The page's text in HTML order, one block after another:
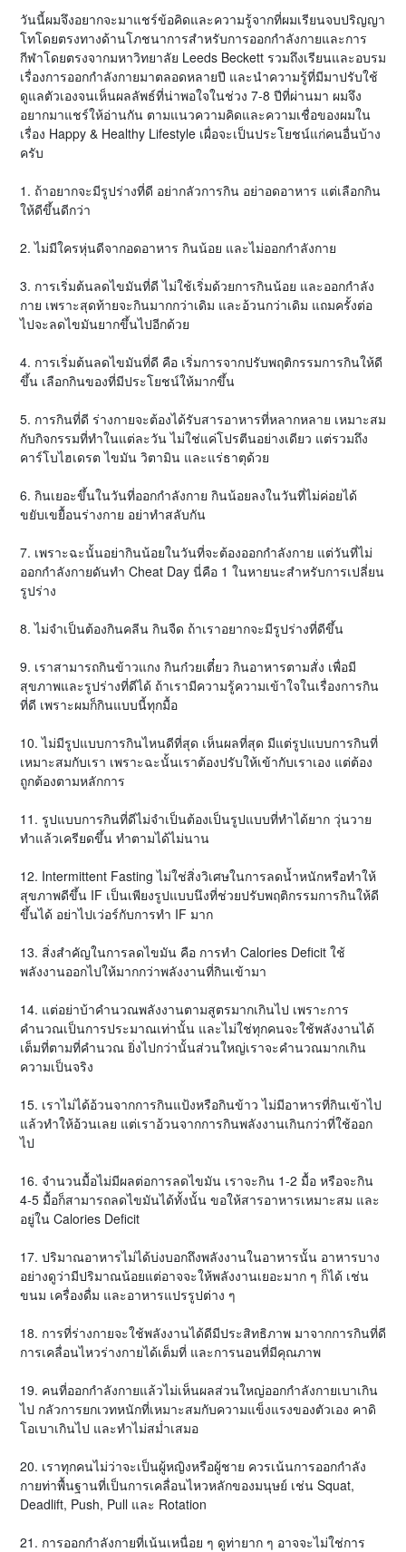
วันนี้ผมจึงอยากจะมาแชร์ข้อคิดและความรู้จากที่ผมเรียนจบปริญญา
โทโดยตรงทางด้านโภชนาการสำหรับการออกกำลังกายและการ
กีฬาโดยตรงจากมหาวิทยาลัย Leeds Beckett รวมถึงเรียนและอบรม
เรื่องการออกกำลังกายมาตลอดหลายปี และนำความรู้ที่มีมาปรับใช้
ดูแลตัวเองจนเห็นผลลัพธ์ที่น่าพอใจในช่วง 7-8 ปีที่ผ่านมา ผมจึง
อยากมาแชร์ให้อ่านกัน ตามแนวความคิดและความเชื่อของผมใน
เรื่อง Happy & Healthy Lifestyle เผื่อจะเป็นประโยชน์แก่คนอื่นบ้าง
ครับ
1. ถ้าอยากจะมีรูปร่างที่ดี อย่ากลัวการกิน อย่าอดอาหาร แต่เลือกกิน
ให้ดีขึ้นดีกว่า
2. ไม่มีใครหุ่นดีจากอดอาหาร กินน้อย และไม่ออกกำลังกาย
3. การเริ่มต้นลดไขมันที่ดี ไม่ใช้เริ่มด้วยการกินน้อย และออกกำลัง
กาย เพราะสุดท้ายจะกินมากกว่าเดิม และอ้วนกว่าเดิม แถมครั้งต่อ
ไปจะลดไขมันยากขึ้นไปอีกด้วย
4. การเริ่มต้นลดไขมันที่ดี คือ เริ่มการจากปรับพฤติกรรมการกินให้ดี
ขึ้น เลือกกินของที่มีประโยชน์ให้มากขึ้น
5. การกินที่ดี ร่างกายจะต้องได้รับสารอาหารที่หลากหลาย เหมาะสม
กับกิจกรรมที่ทำในแต่ละวัน ไม่ใช่แค่โปรตีนอย่างเดียว แต่รวมถึง
คาร์โบไฮเดรต ไขมัน วิตามิน และแร่ธาตุด้วย
6. กินเยอะขึ้นในวันที่ออกกำลังกาย กินน้อยลงในวันที่ไม่ค่อยได้
ขยับเขยื้อนร่างกาย อย่าทำสลับกัน
7. เพราะฉะนั้นอย่ากินน้อยในวันที่จะต้องออกกำลังกาย แต่วันที่ไม่
ออกกำลังกายดันทำ Cheat Day นี่คือ 1 ในหายนะสำหรับการเปลี่ยน
รูปร่าง
8. ไม่จำเป็นต้องกินคลีน กินจืด ถ้าเราอยากจะมีรูปร่างที่ดีขึ้น
9. เราสามารถกินข้าวแกง กินก๋วยเตี๋ยว กินอาหารตามสั่ง เพื่อมี
สุขภาพและรูปร่างที่ดีได้ ถ้าเรามีความรู้ความเข้าใจในเรื่องการกิน
ที่ดี เพราะผมก็กินแบบนี้ทุกมื้อ
10. ไม่มีรูปแบบการกินไหนดีที่สุด เห็นผลที่สุด มีแต่รูปแบบการกินที่
เหมาะสมกับเรา เพราะฉะนั้นเราต้องปรับให้เข้ากับเราเอง แต่ต้อง
ถูกต้องตามหลักการ
11. รูปแบบการกินที่ดีไม่จำเป็นต้องเป็นรูปแบบที่ทำได้ยาก วุ่นวาย
ทำแล้วเครียดขึ้น ทำตามได้ไม่นาน
12. Intermittent Fasting ไม่ใช่สิ่งวิเศษในการลดน้ำหนักหรือทำให้
สุขภาพดีขึ้น IF เป็นเพียงรูปแบบนึงที่ช่วยปรับพฤติกรรมการกินให้ดี
ขึ้นได้ อย่าไปเว่อร์กับการทำ IF มาก
13. สิ่งสำคัญในการลดไขมัน คือ การทำ Calories Deficit ใช้
พลังงานออกไปให้มากกว่าพลังงานที่กินเข้ามา
14. แต่อย่าบ้าคำนวณพลังงานตามสูตรมากเกินไป เพราะการ
คำนวณเป็นการประมาณเท่านั้น และไม่ใช่ทุกคนจะใช้พลังงานได้
เต็มที่ตามที่คำนวณ ยิ่งไปกว่านั้นส่วนใหญ่เราจะคำนวณมากเกิน
ความเป็นจริง
15. เราไม่ได้อ้วนจากการกินแป้งหรือกินข้าว ไม่มีอาหารที่กินเข้าไป
แล้วทำให้อ้วนเลย แต่เราอ้วนจากการกินพลังงานเกินกว่าที่ใช้ออก
ไป
16. จำนวนมื้อไม่มีผลต่อการลดไขมัน เราจะกิน 1-2 มื้อ หรือจะกิน
4-5 มื้อก็สามารถลดไขมันได้ทั้งนั้น ขอให้สารอาหารเหมาะสม และ
อยู่ใน Calories Deficit
17. ปริมาณอาหารไม่ได้บ่งบอกถึงพลังงานในอาหารนั้น อาหารบาง
อย่างดูว่ามีปริมาณน้อยแต่อาจจะให้พลังงานเยอะมาก ๆ ก็ได้ เช่น
ขนม เครื่องดื่ม และอาหารแปรรูปต่าง ๆ
18. การที่ร่างกายจะใช้พลังงานได้ดีมีประสิทธิภาพ มาจากการกินที่ดี
การเคลื่อนไหวร่างกายได้เต็มที่ และการนอนที่มีคุณภาพ
19. คนที่ออกกำลังกายแล้วไม่เห็นผลส่วนใหญ่ออกกำลังกายเบาเกิน
ไป กลัวการยกเวทหนักที่เหมาะสมกับความแข็งแรงของตัวเอง คาดิ
โอเบาเกินไป และทำไม่สม่ำเสมอ
20. เราทุกคนไม่ว่าจะเป็นผู้หญิงหรือผู้ชาย ควรเน้นการออกกำลัง
กายท่าพื้นฐานที่เป็นการเคลื่อนไหวหลักของมนุษย์ เช่น Squat,
Deadlift, Push, Pull และ Rotation
21. การออกกำลังกายที่เน้นเหนื่อย ๆ ดูท่ายาก ๆ อาจจะไม่ใช่การ